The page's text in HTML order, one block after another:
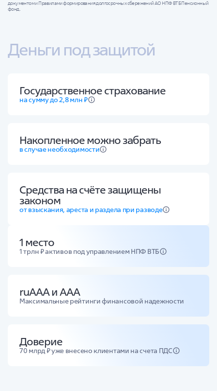
документом и Правилами формирования долгосрочных сбережений АО НПФ ВТБ Пенсионный
фонд.
Деньги под защитой
Государственное страхование
на сумму до 2,8 млн ₽
Накопленное можно забрать
в случае необходимости
Средства на счёте защищены
законом
от взыскания, ареста и раздела при разводе
1 место
1 трлн ₽ активов под управлением НПФ ВТБ
ruAAA и ААА
Максимальные рейтинги финансовой надежности
Доверие
70 млрд ₽ уже внесено клиентами на счета ПДС